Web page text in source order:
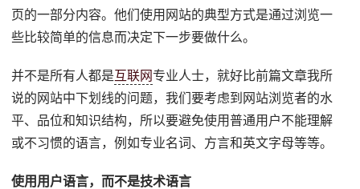
页的一部分内容。他们使用网站的典型方式是通过浏览一
些比较简单的信息而决定下一步要做什么。
并不是所有人都是互联网 专业人士，就好比前篇文章我所
说的网站中下划线的问题，我们要考虑到网站浏览者的水
平、品位和知识结构，所以要避免使用普通用户不能理解
或不习惯的语言，例如专业名词、方言和英文字母等等。
使用用户语言，而不是技术语言